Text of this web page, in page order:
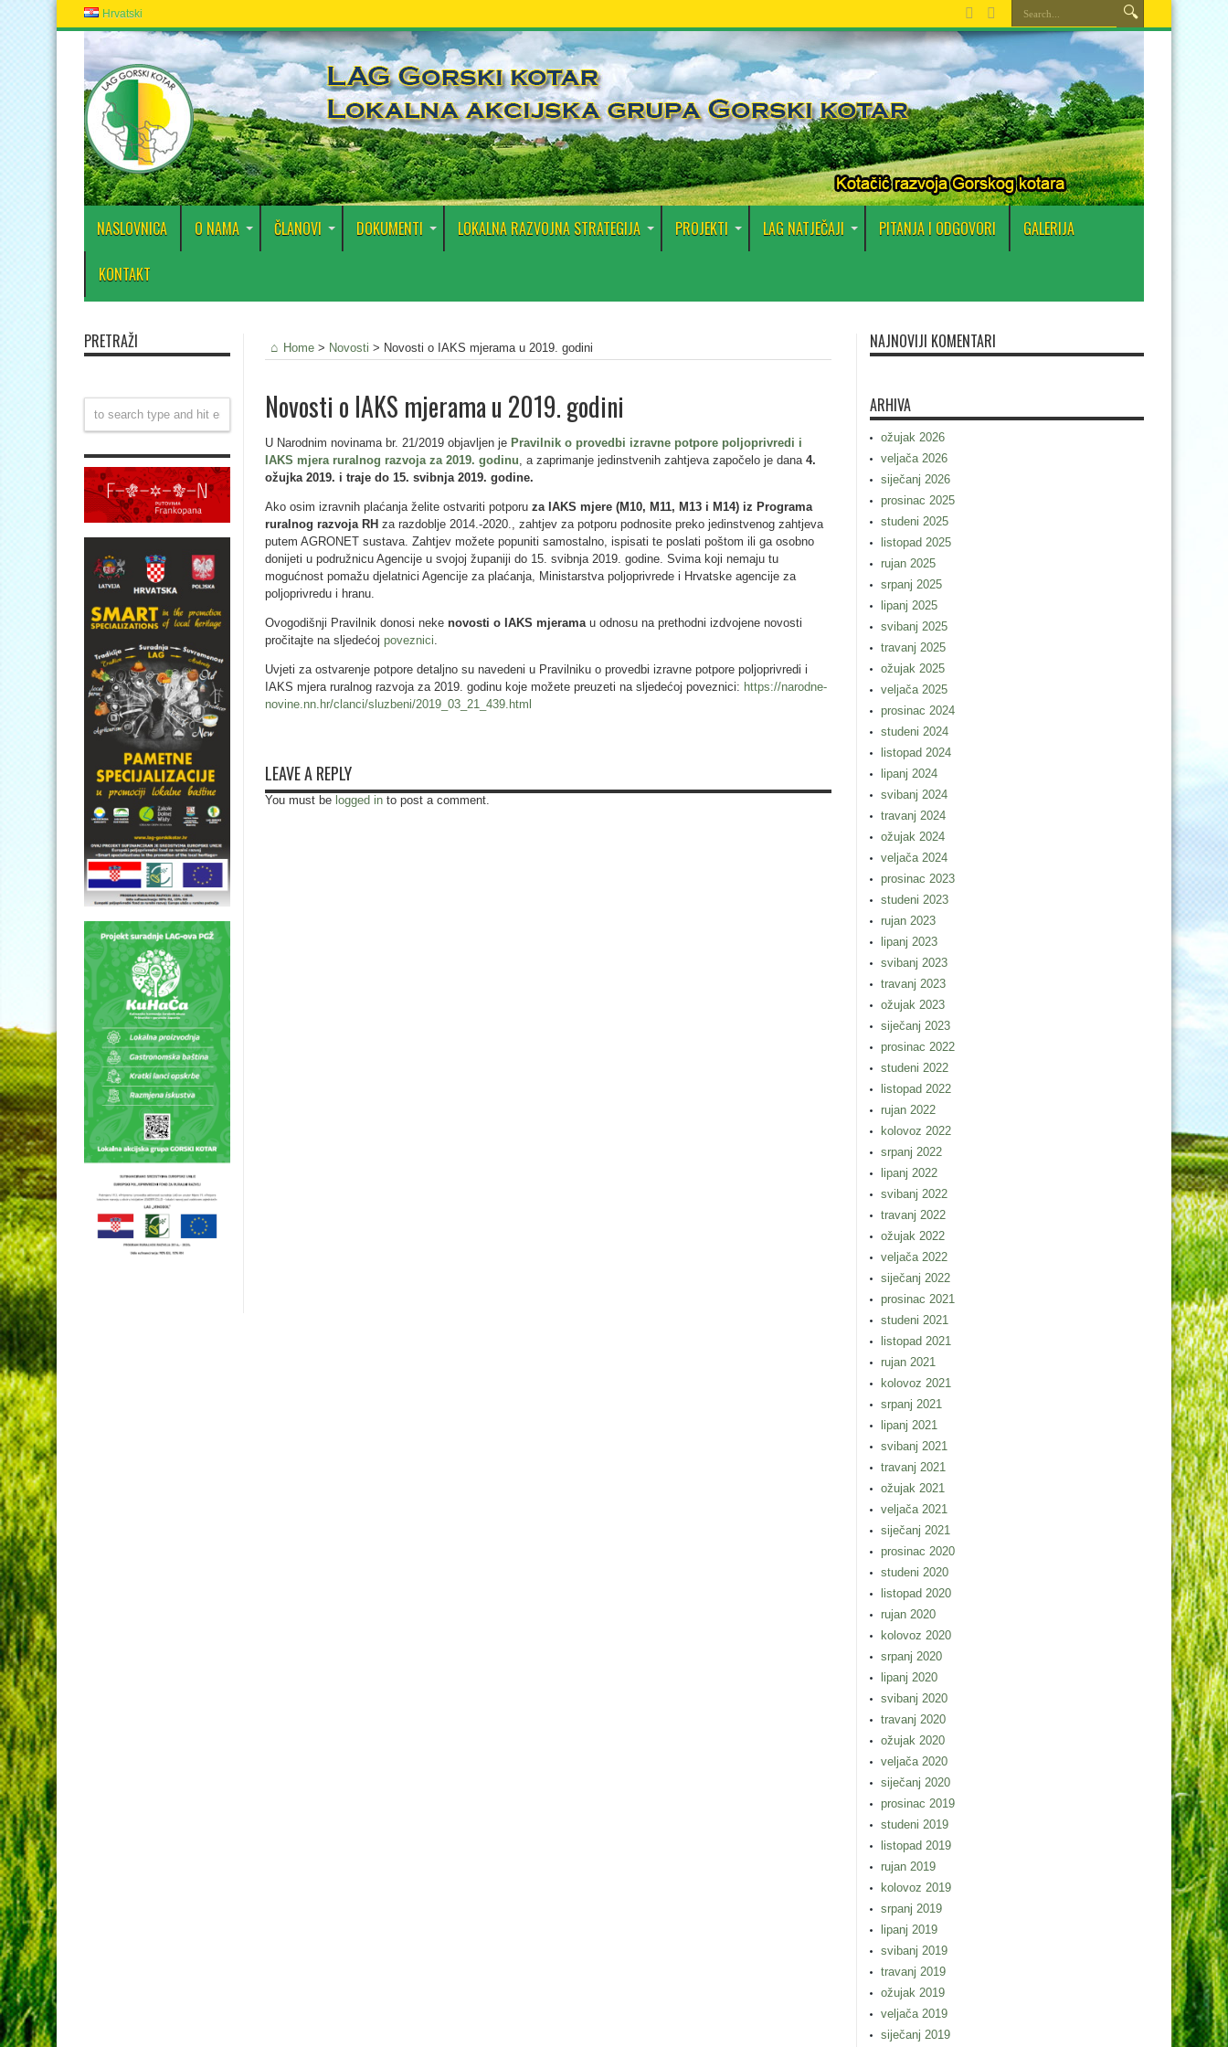
Hrvatski
NASLOVNICA O NAMA ČLANOVI DOKUMENTI LOKALNA RAZVOJNA STRATEGIJA PROJEKTI LAG NATJEČAJI PITANJA I ODGOVORI GALERIJA
KONTAKT
Home > Novosti > Novosti o IAKS mjerama u 2019. godini
Novosti o IAKS mjerama u 2019. godini
U Narodnim novinama br. 21/2019 objavljen je Pravilnik o provedbi izravne potpore poljoprivredi i
IAKS mjera ruralnog razvoja za 2019. godinu, a zaprimanje jedinstvenih zahtjeva započelo je dana 4.
ožujka 2019. i traje do 15. svibnja 2019. godine.
Ako osim izravnih plaćanja želite ostvariti potporu za IAKS mjere (M10, M11, M13 i M14) iz Programa
ruralnog razvoja RH za razdoblje 2014.-2020., zahtjev za potporu podnosite preko jedinstvenog zahtjeva
putem AGRONET sustava. Zahtjev možete popuniti samostalno, ispisati te poslati poštom ili ga osobno
donijeti u podružnicu Agencije u svojoj županiji do 15. svibnja 2019. godine. Svima koji nemaju tu
mogućnost pomažu djelatnici Agencije za plaćanja, Ministarstva poljoprivrede i Hrvatske agencije za
poljoprivredu i hranu.
Ovogodišnji Pravilnik donosi neke novosti o IAKS mjeramau odnosu na prethodni izdvojene novosti
pročitajte na sljedećoj poveznici.
Uvjeti za ostvarenje potpore detaljno su navedeni u Pravilniku o provedbi izravne potpore poljoprivredi i
IAKS mjera ruralnog razvoja za 2019. godinu koje možete preuzeti na sljedećoj poveznici: https://narodne-
novine.nn.hr/clanci/sluzbeni/2019_03_21_439.html
LEAVE A REPLY
You must be logged in to post a comment.
PRETRAŽI NAJNOVIJI KOMENTARI
ARHIVA
ožujak 2026
veljača 2026
siječanj 2026
prosinac 2025
studeni 2025
listopad 2025
rujan 2025
srpanj 2025
lipanj 2025
svibanj 2025
travanj 2025
ožujak 2025
veljača 2025
prosinac 2024
studeni 2024
listopad 2024
lipanj 2024
svibanj 2024
travanj 2024
ožujak 2024
veljača 2024
prosinac 2023
studeni 2023
rujan 2023
lipanj 2023
svibanj 2023
travanj 2023
ožujak 2023
siječanj 2023
prosinac 2022
studeni 2022
listopad 2022
rujan 2022
kolovoz 2022
srpanj 2022
lipanj 2022
svibanj 2022
travanj 2022
ožujak 2022
veljača 2022
siječanj 2022
prosinac 2021
studeni 2021
listopad 2021
rujan 2021
kolovoz 2021
srpanj 2021
lipanj 2021
svibanj 2021
travanj 2021
ožujak 2021
veljača 2021
siječanj 2021
prosinac 2020
studeni 2020
listopad 2020
rujan 2020
kolovoz 2020
srpanj 2020
lipanj 2020
svibanj 2020
travanj 2020
ožujak 2020
veljača 2020
siječanj 2020
prosinac 2019
studeni 2019
listopad 2019
rujan 2019
kolovoz 2019
srpanj 2019
lipanj 2019
svibanj 2019
travanj 2019
ožujak 2019
veljača 2019
siječanj 2019